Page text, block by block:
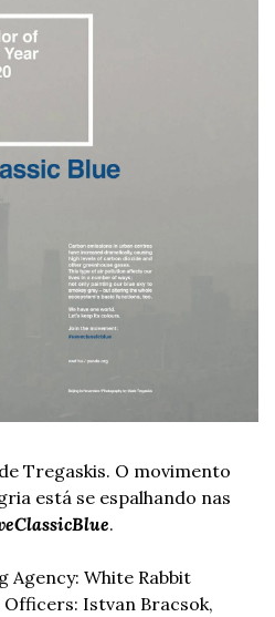
Tregaskis. O movimento
está se espalhando nas
.
Agency: White Rabbit
Officers: Istvan Bracsok,